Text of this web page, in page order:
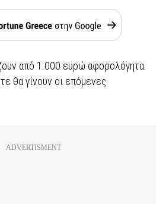
από 1.000 ευρώ αφορολόγητα
θα γίνουν οι επόμενες